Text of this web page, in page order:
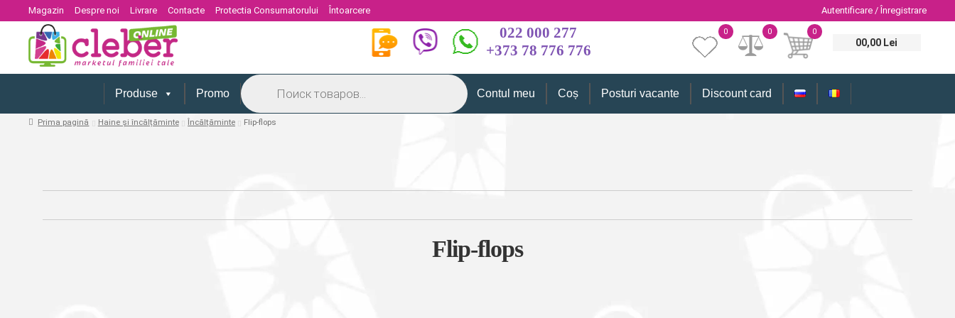
Magazin Despre noi Livrare Contacte Protectia Consumatorului Întoarcere Autentificare / Înregistrare
022 000 277
+373 78 776 776
0
00,00 Lei
0
0
Produse Promo
Products
search
Contul meu Coș Posturi vacante Discount card
Prima pagină Haine și încălțăminte Încălțăminte Flip-flops
Flip-flops